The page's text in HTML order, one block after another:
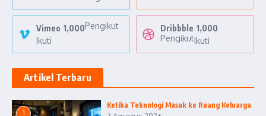
Vimeo 1,000Pengikut
Ikuti
Dribbble 1,000
PengikutIkuti
Artikel Terbaru
1
Ketika Teknologi Masuk ke Ruang Keluarga